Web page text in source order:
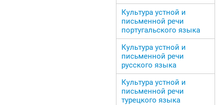
Культура устной и
письменной речи
португальского языка
Культура устной и
письменной речи
русского языка
Культура устной и
письменной речи
турецкого языка